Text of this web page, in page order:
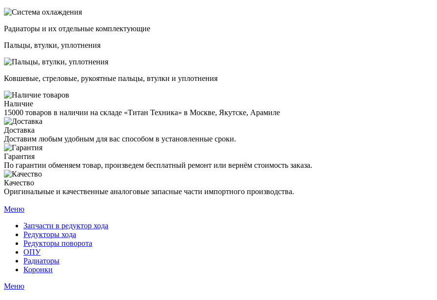
Радиаторы и их отдельные комплектующие
Пальцы, втулки, уплотнения
Ковшевые, стреловые, рукоятные пальцы, втулки и уплотнения
Наличие
15000 товаров в наличии на складе «Титан Техника» в Москве, Якутске, Арамиле
Доставка
Доставим любым удобным для вас способом в установленные сроки.
Гарантия
По гарантии обменяем товар, произведем бесплатный ремонт или вернём стоимость заказа.
Качество
Оригинальные и качественные аналоговые запасные части импортного производства.
Меню
Запчасти в редуктор хода
Редукторы хода
Редукторы поворота
ОПУ
Радиаторы
Коронки
Меню